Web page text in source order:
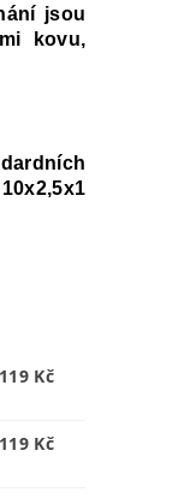
jsou
kovu,
119 Kč
119 Kč